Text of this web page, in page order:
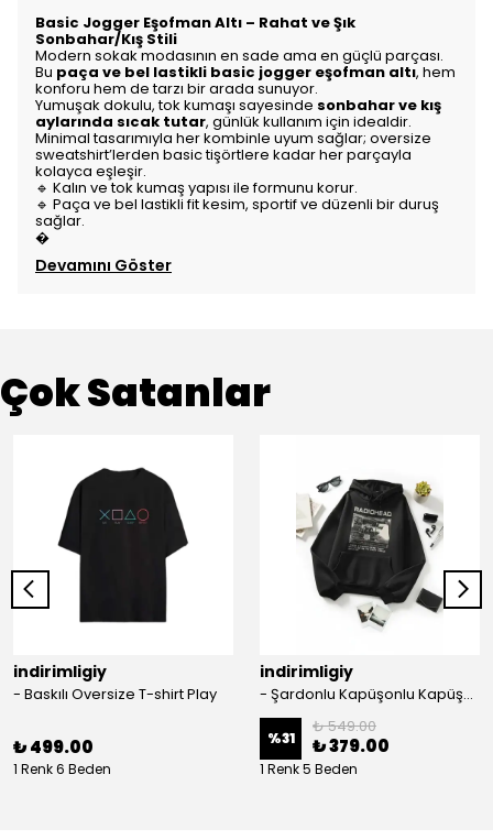
Basic Jogger Eşofman Altı – Rahat ve Şık
Sonbahar/Kış Stili
Modern sokak modasının en sade ama en güçlü parçası.
Bu paça ve bel lastikli basic jogger eşofman altı, hem
konforu hem de tarzı bir arada sunuyor.
Yumuşak dokulu, tok kumaşı sayesinde sonbahar ve kış
aylarında sıcak tutar, günlük kullanım için idealdir.
Minimal tasarımıyla her kombinle uyum sağlar; oversize
sweatshirt’lerden basic tişörtlere kadar her parçayla
kolayca eşleşir.
🔹 Kalın ve tok kumaş yapısı ile formunu korur.
🔹 Paça ve bel lastikli fit kesim, sportif ve düzenli bir duruş
sağlar.
�
Devamını Göster
Çok Satanlar
indirimligiy
- Baskılı Oversize T-shirt Play
₺ 499.00
1 Renk 6 Beden
indirimligiy
- Şardonlu Kapüşonlu Kapüşonlu Kanguru Cep Oversize Lastik Paça Sweatshirt Takimi
%31
₺ 549.00
₺ 379.00
1 Renk 5 Beden